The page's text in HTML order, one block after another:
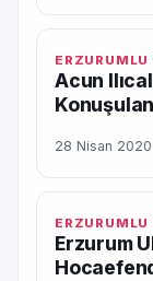
ERZURUMLU
Acun
28 Nisan 2020
ERZURUMLU
Erzurum